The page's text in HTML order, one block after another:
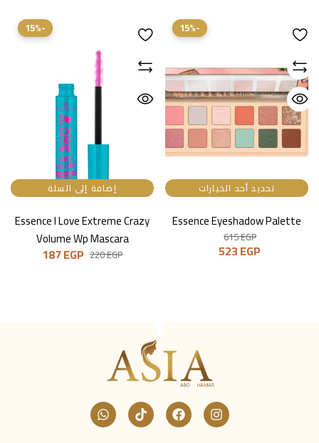
-15%
تحديد أحد الخيارات
Essence Eyeshadow Palette
615EGP
523EGP
-15%
إضافة إلى السلة
Essence I Love Extreme Crazy
Volume Wp Mascara
220EGP
187EGP